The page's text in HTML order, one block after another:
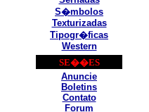
S�mbolos
Texturizadas
Tipogr�ficas
Western
SE��ES
Anuncie
Boletins
Contato
Forum